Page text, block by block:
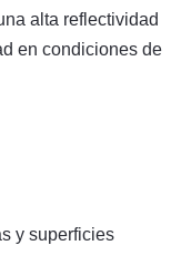
alta reflectividad
en condiciones de
y superficies